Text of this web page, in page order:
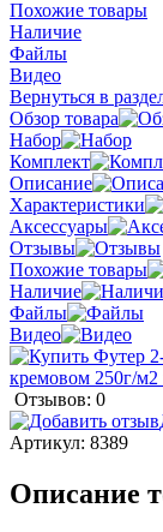
Похожие товары
Наличие
Файлы
Видео
Вернуться в
Обзор товара
Набор
Комплект
Описание
Характеристики
Аксессуары
Отзывы
Похожие товары
Наличие
Файлы
Видео
Отзывов: 0
Артикул: 8389
Описание